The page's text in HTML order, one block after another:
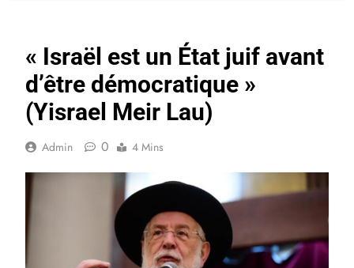
« Israël est un État juif avant
d’être démocratique »
(Yisrael Meir Lau)
Admin 0 4 Mins